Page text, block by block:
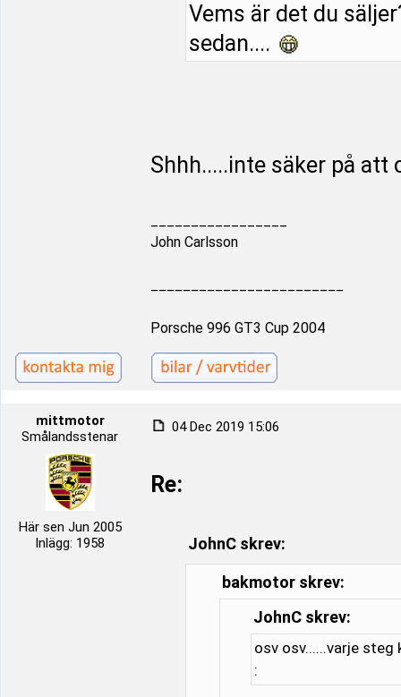
Vems är det du
sedan....
Shhh.....inte säker på
John Carlsson
Porsche 996 GT3 Cup 2004
mittmotor
Smålandsstenar
Här sen Jun 2005
Inlägg: 1958
04 Dec 2019 15:06
Re:
JohnC skrev:
bakmotor skrev:
JohnC skrev:
osv osv......varje steg
: